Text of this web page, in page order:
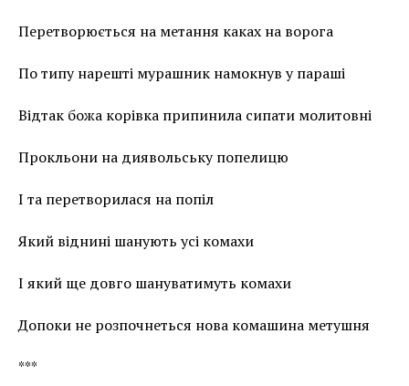
Перетворюється на метання каках на ворога
По типу нарешті мурашник намокнув у параші
Відтак божа корівка припинила сипати молитовні
Прокльони на диявольську попелицю
І та перетворилася на попіл
Який віднині шанують усі комахи
І який ще довго шануватимуть комахи
Допоки не розпочнеться нова комашина метушня
***